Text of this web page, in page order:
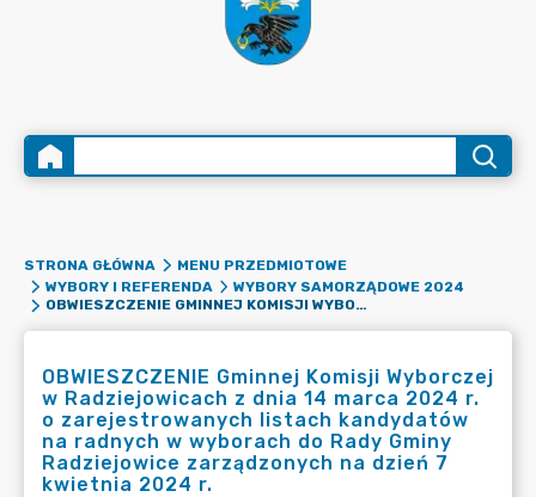
STRONA GŁÓWNA
MENU PRZEDMIOTOWE
WYBORY I REFERENDA
WYBORY SAMORZĄDOWE 2024
OBWIESZCZENIE GMINNEJ KOMISJI WYBORCZEJ W RADZIEJOWICACH Z DNIA 14 MARCA 2024 R. O ZAREJESTROWANYCH LISTACH KANDYDATÓW NA RADNYCH W WYBORACH DO RADY GMINY RADZIEJOWICE ZARZĄDZONYCH NA DZIEŃ 7 KWIETNIA 2024 R.
OBWIESZCZENIE Gminnej Komisji Wyborczej
w Radziejowicach z dnia 14 marca 2024 r.
o zarejestrowanych listach kandydatów
na radnych w wyborach do Rady Gminy
Radziejowice zarządzonych na dzień 7
kwietnia 2024 r.